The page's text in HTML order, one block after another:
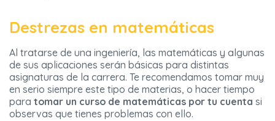
Destrezas en matemáticas
Al tratarse de una ingeniería, las matemáticas y algunas
de sus aplicaciones serán básicas para distintas
asignaturas de la carrera. Te recomendamos tomar muy
en serio siempre este tipo de materias, o hacer tiempo
para tomar un curso de matemáticas por tu cuenta si
observas que tienes problemas con ello.